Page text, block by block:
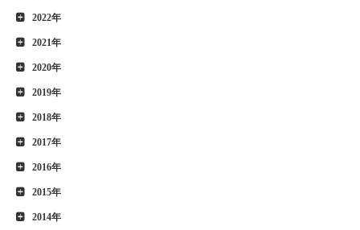
2022年
2021年
2020年
2019年
2018年
2017年
2016年
2015年
2014年